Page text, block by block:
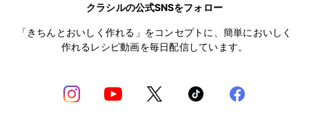
クラシルの公式SNSをフォロー
「きちんとおいしく作れる」をコンセプトに、簡単においしく
作れるレシピ動画を毎日配信しています。